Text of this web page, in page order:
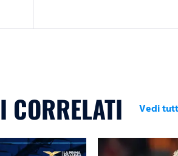
CORRELATI Vedi